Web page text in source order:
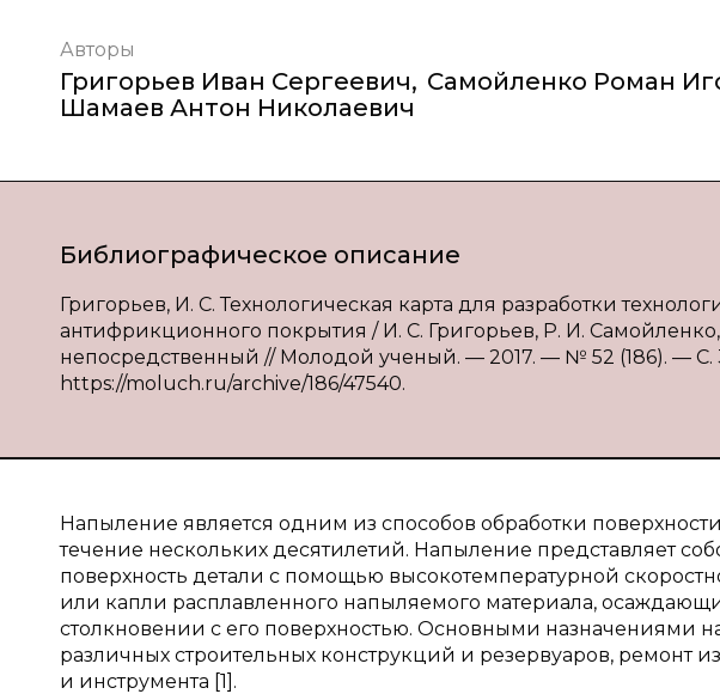
Авторы
Григорьев Иван Сергеевич, Самойленко Роман
Шамаев Антон Николаевич
Библиографическое описание
Григорьев, И. С. Технологическая карта для разработки
антифрикционного покрытия / И. С. Григорьев, Р. И.
непосредственный // Молодой ученый. — 2017. — № 52 (186). — С.
https://moluch.ru/archive/186/47540.
Напыление является одним из способов обработки
течение нескольких десятилетий. Напыление представляет
поверхность детали с помощью высокотемпературной
или капли расплавленного напыляемого материала,
столкновении с его поверхностью. Основными назначениями
различных строительных конструкций и резервуаров, ремонт
и инструмента [1].